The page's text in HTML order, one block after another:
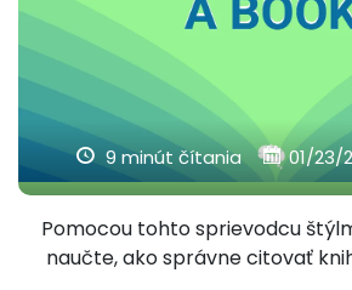
9 minút čítania 01/23/
Pomocou tohto sprievodcu
naučte, ako správne citovať